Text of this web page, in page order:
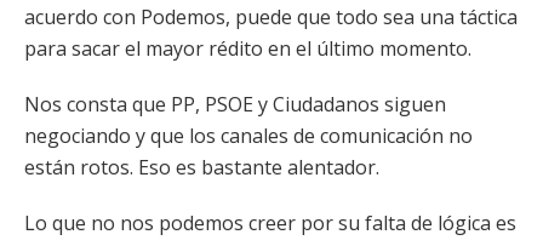
acuerdo con Podemos, puede que todo sea una táctica
para sacar el mayor rédito en el último momento.
Nos consta que PP, PSOE y Ciudadanos siguen
negociando y que los canales de comunicación no
están rotos. Eso es bastante alentador.
Lo que no nos podemos creer por su falta de lógica es